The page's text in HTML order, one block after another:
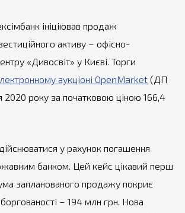
ініціював продаж
активу – офісно-
«Дивосвіт» у Києві. Торги
аукціоні OpenMarket (ДП
року за початковою ціною 166,4
у рахунок погашення
банком. Цей кейс цікавий перш
запланованого продажу покриє
– 194 млн грн. Нова